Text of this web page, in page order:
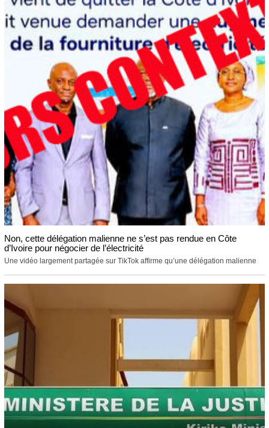
Non, cette délégation malienne ne s’est pas rendue en Côte
d’Ivoire pour négocier de l’électricité
Une vidéo largement partagée sur TikTok affirme qu’une délégation malienne